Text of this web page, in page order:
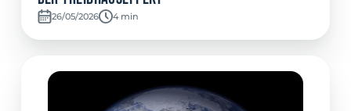
26/05/2026 Temps de lecture:
4 min